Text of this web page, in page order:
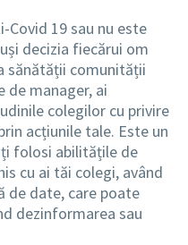
Covid 19 sau nu este
decizia fiecărui om
sănătății comunității
de manager, ai
colegilor cu privire
acțiunile tale. Este un
folosi abilitățile de
cu ai tăi colegi, având
de date, care poate
dezinformarea sau